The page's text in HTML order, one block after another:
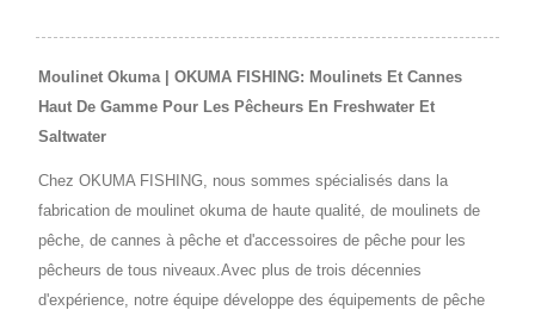
Moulinet Okuma | OKUMA FISHING: Moulinets Et Cannes
Haut De Gamme Pour Les Pêcheurs En Freshwater Et
Saltwater
Chez OKUMA FISHING, nous sommes spécialisés dans la
fabrication de moulinet okuma de haute qualité, de moulinets de
pêche, de cannes à pêche et d'accessoires de pêche pour les
pêcheurs de tous niveaux.Avec plus de trois décennies
d'expérience, notre équipe développe des équipements de pêche